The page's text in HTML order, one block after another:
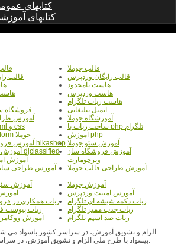
کتابهای
کتابهای
قالب جوملا
قالب رایگان وردپرس
قالب
هاست نامحدود
هاست وردپرس
هاست ربات تلگرام
ایمیل تبلیغاتی
فروشگاه
آموزشگاه جوملا
آموزش
ساخت ربات با php تلگرام
آموزش html و css
آموزش php
آموزش rsform جوملا
آموزش سئو جوملا آموزش فروشگاه ساز hikashop
آموزش فروشگاه ساز
ویرچومارت
آموزش آگهی ساز djclassified
آموزش
آموزش طراحی قالب جوملا
آموزش طراحی
آموزش جوملا
آموزش
آموزش امنیت وردپرس
ربات دکمه شیشه ای تلگرام
ربات همکاری در
ربات جذب ممبر تلگرام
ربات پیوست
ربات ضد اسپم تلگرام
آموزش
الزام و تشویق آموزش، در سراسر کشور باسواد می
بیسواد با طرح ملی الزام و تشویق آموزش، در سراسر کشور باسواد می شوند.